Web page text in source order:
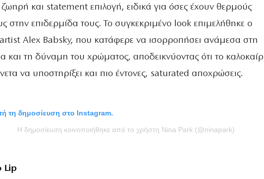
ζωηρή και statement επιλογή, ειδικά για όσες έχουν θερμούς
στην επιδερμίδα τους. Το συγκεκριμένο look επιμελήθηκε ο
Alex Babsky, που κατάφερε να ισορροπήσει ανάμεσα στη
και τη δύναμη του χρώματος, αποδεικνύοντας ότι το
να υποστηρίξει και πιο έντονες, saturated αποχρώσεις.
τη δημοσίευση στο Instagram.
Η δημοσίευση κοινοποιήθηκε από το χρήστη Nina Park (@ninapark)
Lip